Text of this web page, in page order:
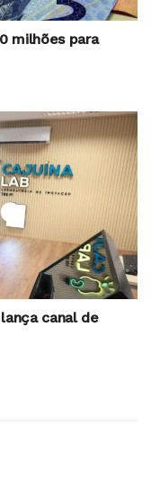
milhões para
canal de